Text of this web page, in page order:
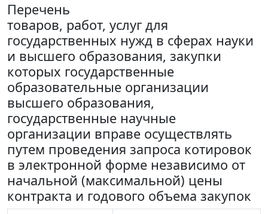
Перечень
товаров, работ, услуг для
государственных нужд в сферах науки
и высшего образования, закупки
которых государственные
образовательные организации
высшего образования,
государственные научные
организации вправе осуществлять
путем проведения запроса котировок
в электронной форме независимо от
начальной (максимальной) цены
контракта и годового объема закупок